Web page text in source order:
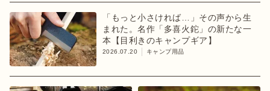
「もっと小さければ…」その声から生
まれた。名作「多喜火鉈」の新たな一
本【目利きのキャンプギア】
2026.07.20 キャンプ用品